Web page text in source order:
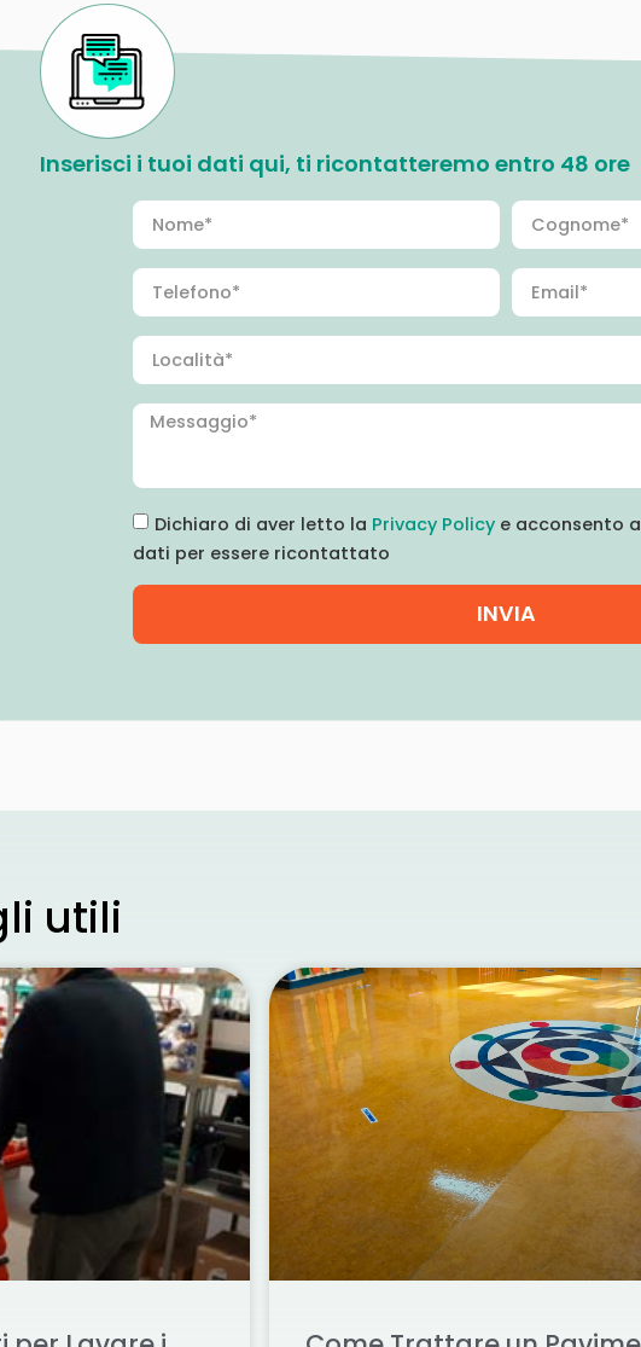
Inserisci i tuoi dati qui, ti ricontatteremo entro 48 ore
Dichiaro di aver letto la Privacy Policy e acconsento
dati per essere ricontattato
INVIA
utili